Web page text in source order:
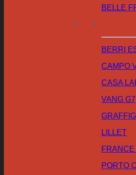
BELLE
BERRI
CAMPO
CASA
VANG G7
LILLET
FRANCE
PORTO